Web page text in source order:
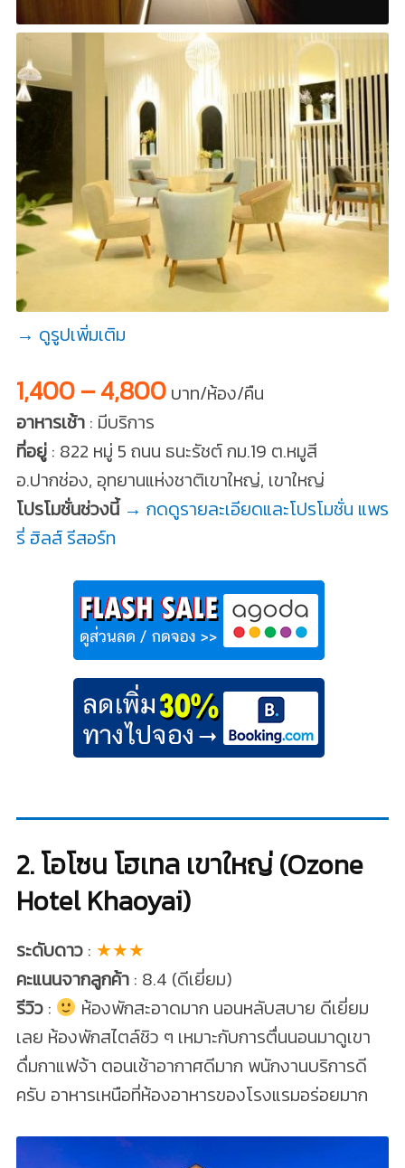
→ ดูรูปเพิ่มเติม
1,400 – 4,800บาท/ห้อง/คืน
อาหารเช้า: มีบริการ
ที่อยู่: 822 หมู่ 5 ถนน ธนะรัชต์ กม.19 ต.หมูสี
อ.ปากช่อง, อุทยานแห่งชาติเขาใหญ่, เขาใหญ่
โปรโมชั่นช่วงนี้ → กดดูรายละเอียดและโปรโมชั่น แพร
รี่ ฮิลส์ รีสอร์ท
2. โอโซน โฮเทล เขาใหญ่ (Ozone
Hotel Khaoyai)
ระดับดาว: ★★★
คะแนนจากลูกค้า: 8.4 (ดีเยี่ยม)
รีวิว:
ห้องพักสะอาดมาก นอนหลับสบาย ดีเยี่ยม
เลย ห้องพักสไตล์ชิว ๆ เหมาะกับการตื่นนอนมาดูเขา
ดื่มกาแฟจ้า ตอนเช้าอากาศดีมาก พนักงานบริการดี
ครับ อาหารเหนือที่ห้องอาหารของโรงแรมอร่อยมาก